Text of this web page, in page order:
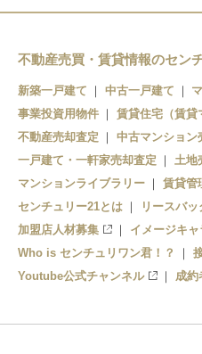
柚木駅
富士駅
ジヤトコ前駅
吉原本町駅
本吉原駅
岳南原田駅
比奈駅
岳南富士岡駅
須津駅
神谷駅
岳南江尾駅
不動産売買・賃貸情報のセン
新築一戸建て 中古一戸建て
事業投資用物件
賃貸住宅（賃貸
不動産売却査定
中古マンション
一戸建て・一軒家売却査定
土地
マンションライブラリー
賃貸管
センチュリー21とは
リースバッ
加盟店人材募集
イメージキ
Who is センチュリワン君！？
Youtube公式チャンネル
成約